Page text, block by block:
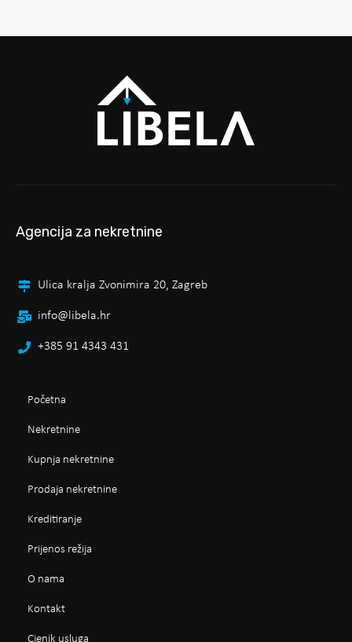
Agencija za nekretnine
Ulica kralja Zvonimira 20, Zagreb
info@libela.hr
+385 91 4343 431
Početna
Nekretnine
Kupnja nekretnine
Prodaja nekretnine
Kreditiranje
Prijenos režija
O nama
Kontakt
Cjenik usluga